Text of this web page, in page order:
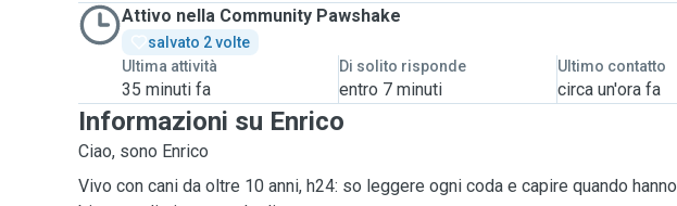
Attivo nella Community Pawshake
salvato 2 volte
Ultima attività
35 minuti fa
Di solito risponde
entro 7 minuti
Ultimo contatto
circa un'ora fa
Informazioni su Enrico
Ciao, sono Enrico
Vivo con cani da oltre 10 anni, h24: so leggere ogni coda e capire quando hanno